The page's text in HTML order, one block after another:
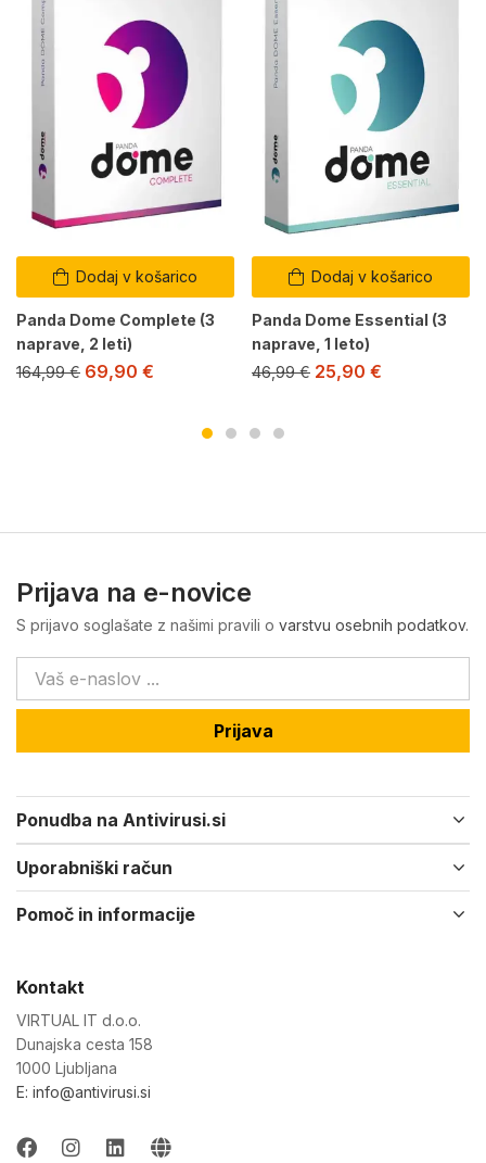
Dodaj v košarico
Panda Dome Complete (3
naprave, 2 leti)
164,99€ 69,90 €
Dodaj v košarico
Panda Dome Essential (3
naprave, 1 leto)
46,99€ 25,90 €
Prijava na e-novice
S prijavo soglašate z našimi pravili o varstvu osebnih podatkov.
Prijava
Ponudba na Antivirusi.si
Uporabniški račun
Pomoč in informacije
Kontakt
VIRTUAL IT d.o.o.
Dunajska cesta 158
1000 Ljubljana
E: info@antivirusi.si